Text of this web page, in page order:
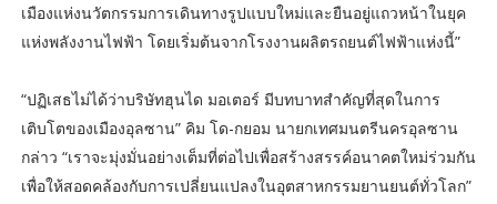
เมืองแห่งนวัตกรรมการเดินทางรูปแบบใหม่และยืนอยู่แถวหน้าในยุค
แห่งพลังงานไฟฟ้า โดยเริ่มต้นจากโรงงานผลิตรถยนต์ไฟฟ้าแห่งนี้”
“ปฏิเสธไม่ได้ว่าบริษัทฮุนได มอเตอร์ มีบทบาทสำคัญที่สุดในการ
เติบโตของเมืองอุลซาน” คิม โด-กยอม นายกเทศมนตรีนครอุลซาน
กล่าว “เราจะมุ่งมั่นอย่างเต็มที่ต่อไปเพื่อสร้างสรรค์อนาคตใหม่ร่วมกัน
เพื่อให้สอดคล้องกับการเปลี่ยนแปลงในอุตสาหกรรมยานยนต์ทั่วโลก”